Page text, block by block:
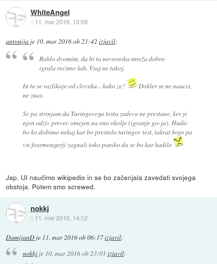
WhiteAngel
:: 11. mar 2016, 13:09
antonija je 10. mar 2016 ob 21:42 izjavil:
Rahlo dvomim, da bi ta nevronska mreža dobro
igrala recimo šah. Vsaj ne takoj.
In to se razlikoje od cloveka... kako ze?
Dokler se ne naucis,
ne znas.
Se pa strinjam da Turingovega testa zadeva ne prestane, ker je
njen odziv prevec omejen na eno okolje (igranje go-ja). Hudic
bo ko dobimo nekaj kar bo prestalo turingov test, takrat bojo pa
vsi fearmongerji zagnali tako paniko da se bo kar kadilo
Jap. UI naučimo wikipedio in se bo začenjala zavedati svojega
obstoja. Potem smo screwed.
nokkj
:: 11. mar 2016, 14:12
DamijanD je 11. mar 2016 ob 06:17izjavil:
nokkjje 10. mar 2016 ob 23:01 izjavil: